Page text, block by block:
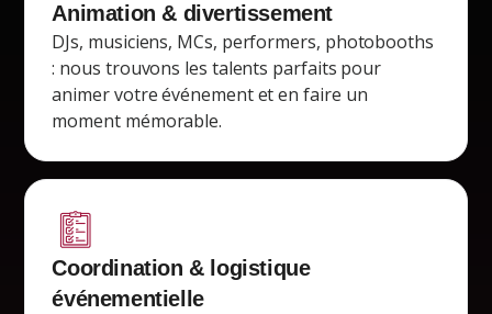
Animation & divertissement
DJs, musiciens, MCs, performers, photobooths
: nous trouvons les talents parfaits pour
animer votre événement et en faire un
moment mémorable.
Coordination & logistique
événementielle